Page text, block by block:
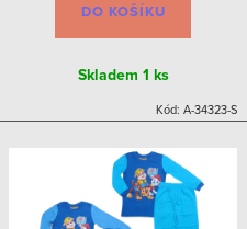
DO KOŠÍKU
Skladem 1 ks
Kód: A-34323-S